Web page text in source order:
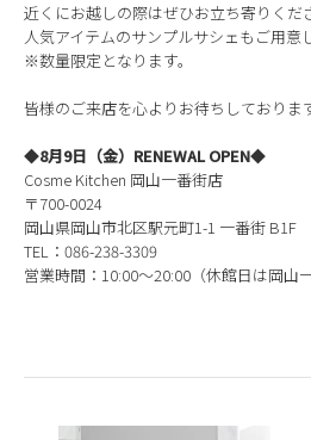
近くにお越しの際はぜひお立ち寄りくだ
人気アイテムのサンプルサシェもご用意
※数量限定となります。
皆様のご来店を心よりお待ちしております
◆8月9日（金）RENEWAL OPEN◆
Cosme Kitchen 岡山一番街店
〒700-0024
岡山県岡山市北区駅元町1-1 一番街 B1F
TEL：086-238-3309
営業時間：10:00～20:00（休館日は岡山